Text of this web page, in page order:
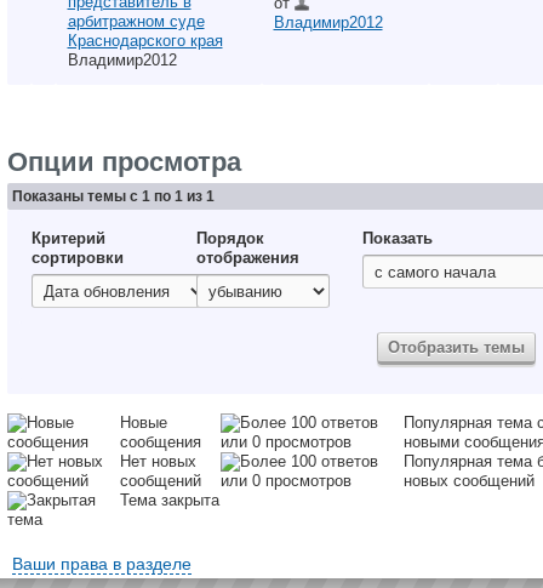
арбитражном суде
Краснодарского края
Владимир2012
Владимир2012
Опции просмотра
Показаны темы с 1 по 1 из 1
Критерий
сортировки
Порядок
отображения
Показать
Новые
сообщения
Популярная тема
новыми
Нет новых
сообщений
Популярная тема
новых сообщений
Тема закрыта
Ваши права в разделе